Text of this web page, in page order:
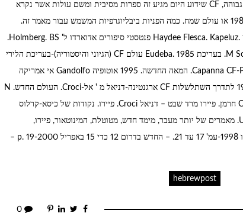
הספרותי של CF בזמן יש הפניות של קטגוריה גבוהה, CF שידוע היום מגיע זה ספרות מסיבית ומשם עולות אשר נקרא
קלאסי כבר נחשב על ידי העולם ספרות כמו 1984 או עולם שמח. כמה הפניות ביבליוגרפיות המשמש עבור מאמר זה.
ארגנטינה אנתולוגיה לספרות הפנטזיה – Haydee Flesca. Kapeluz. 1970 פנטסטי סיפורים אדוארדו ל' Holmberg. BS.
בתור. Hacheté. 1957. CF בארגנטינה – M Souto. בעריכת Eudeba. 1985 עולם CF (הגיוני והיסטוריה)-בעריכת הלירי
טוב. 1992 הסיפור ארגנטינאי של Capanna CF-Pablo. DTIS. המאה החדשה. 1995 אוטופיה Gandolfo אי אמריקה
הלטינית-Elvio. המינוטאור N ° 9 עמ' 77. 1985 לתדרך השתלשלות CF ארגנטינה-דניאל מ ' אל-Croci. העולם החדש. N
° 3. 1984. את הפיקציה של מכונות – Cáceres חרמן. פיירו מרד שבט – דניאל Croci. פיירו. נקודות של כיסא-קרלוס
Rasetti פרז ספרות של ההמונים UNPA-2004. מאמרים של יותר מעבר, מימד חדש, מטוטלת, המינוטאור, פיירו,
אחרים-פורסם ב: מאט חמוץ N ° 2 מיוחד סתיו 1998-עמ' 17 עד 21. – החדש בדרום 12 כדי 15 באפריל 2000-p. 19 –
hebrewpost
0